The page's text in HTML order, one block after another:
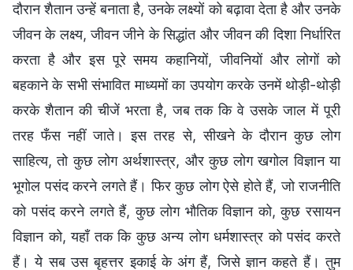
दौरान शैतान उन्हें बनाता है, उनके लक्ष्यों को बढ़ावा देता है और उनके
जीवन के लक्ष्य, जीवन जीने के सिद्धांत और जीवन की दिशा निर्धारित
करता है और इस पूरे समय कहानियों, जीवनियों और लोगों को
बहकाने के सभी संभावित माध्यमों का उपयोग करके उनमें थोड़ी-थोड़ी
करके शैतान की चीजें भरता है, जब तक कि वे उसके जाल में पूरी
तरह फँस नहीं जाते। इस तरह से, सीखने के दौरान कुछ लोग
साहित्य, तो कुछ लोग अर्थशास्त्र, और कुछ लोग खगोल विज्ञान या
भूगोल पसंद करने लगते हैं। फिर कुछ लोग ऐसे होते हैं, जो राजनीति
को पसंद करने लगते हैं, कुछ लोग भौतिक विज्ञान को, कुछ रसायन
विज्ञान को, यहाँ तक कि कुछ अन्‍य लोग धर्मशास्‍त्र को पसंद करते
हैं। ये सब उस बृहत्तर इकाई के अंग हैं, जिसे ज्ञान कहते हैं। तुम